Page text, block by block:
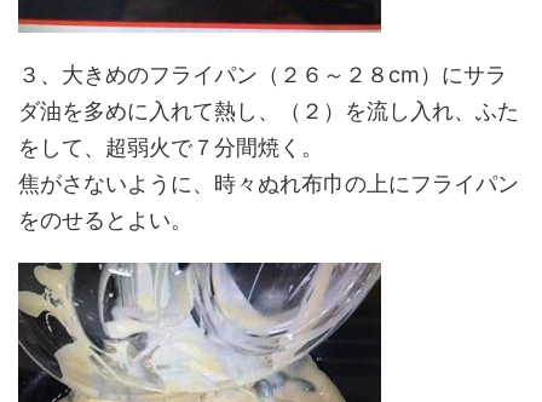
３、大きめのフライパン（２６～２８cm）にサラ
ダ油を多めに入れて熱し、（２）を流し入れ、ふた
をして、超弱火で７分間焼く。
焦がさないように、時々ぬれ布巾の上にフライパン
をのせるとよい。